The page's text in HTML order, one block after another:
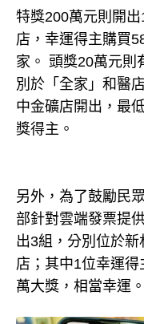
特獎200萬元則開
店，幸運得主購買
家。 頭獎20萬元則
別於「全家」和醫
中金礦店開出，最
獎得主。
另外，為了鼓勵民
部針對雲端發票提
出3組，分別位於
店；其中1位幸運
萬大獎，相當幸運。